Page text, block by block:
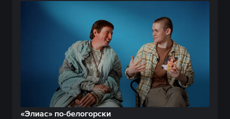
«Элиас» по-белогорски